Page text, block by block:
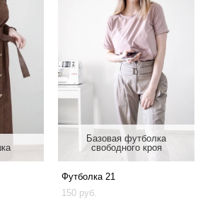
Базовая футболка
свободного кроя
Футболка 21
150 pуб.